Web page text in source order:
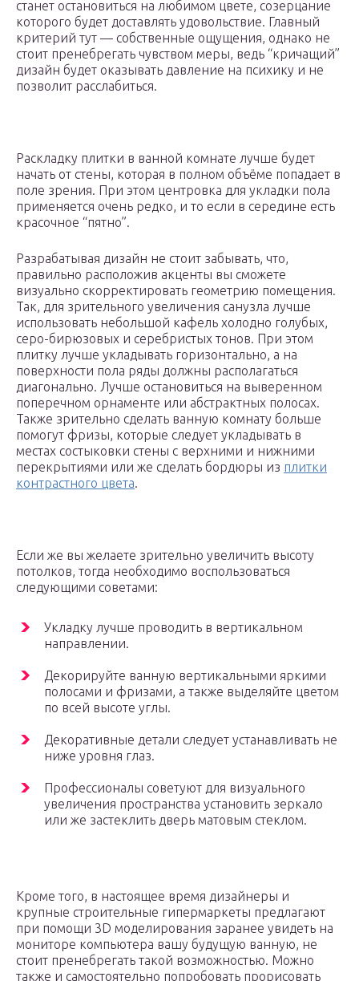
станет остановиться на любимом цвете, созерцание
которого будет доставлять удовольствие. Главный
критерий тут — собственные ощущения, однако не
стоит пренебрегать чувством меры, ведь “кричащий”
дизайн будет оказывать давление на психику и не
позволит расслабиться.
Раскладку плитки в ванной комнате лучше будет
начать от стены, которая в полном объёме попадает в
поле зрения. При этом центровка для укладки пола
применяется очень редко, и то если в середине есть
красочное “пятно”.
Разрабатывая дизайн не стоит забывать, что,
правильно расположив акценты вы сможете
визуально скорректировать геометрию помещения.
Так, для зрительного увеличения санузла лучше
использовать небольшой кафель холодно голубых,
серо-бирюзовых и серебристых тонов. При этом
плитку лучше укладывать горизонтально, а на
поверхности пола ряды должны располагаться
диагонально. Лучше остановиться на выверенном
поперечном орнаменте или абстрактных полосах.
Также зрительно сделать ванную комнату больше
помогут фризы, которые следует укладывать в
местах состыковки стены с верхними и нижними
перекрытиями или же сделать бордюры из плитки
контрастного цвета.
Если же вы желаете зрительно увеличить высоту
потолков, тогда необходимо воспользоваться
следующими советами:
Укладку лучше проводить в вертикальном
направлении.
Декорируйте ванную вертикальными яркими
полосами и фризами, а также выделяйте цветом
по всей высоте углы.
Декоративные детали следует устанавливать не
ниже уровня глаз.
Профессионалы советуют для визуального
увеличения пространства установить зеркало
или же застеклить дверь матовым стеклом.
Кроме того, в настоящее время дизайнеры и
крупные строительные гипермаркеты предлагают
при помощи 3D моделирования заранее увидеть на
мониторе компьютера вашу будущую ванную, не
стоит пренебрегать такой возможностью. Можно
также и самостоятельно попробовать прорисовать